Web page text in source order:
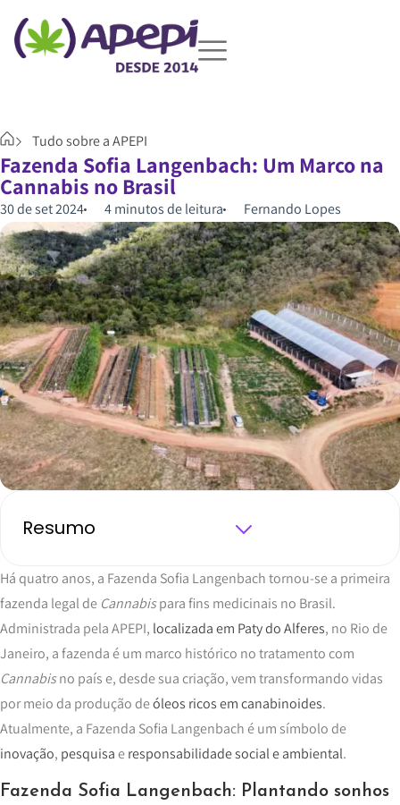
Tudo sobre a APEPI
Fazenda Sofia Langenbach: Um Marco na
Cannabis no Brasil
30 de set 2024 4 minutos de leitura Fernando Lopes
Resumo
Há quatro anos, a Fazenda Sofia Langenbach tornou-se a primeira
fazenda legal de Cannabispara fins medicinais no Brasil.
Administrada pela APEPI, localizada em Paty do Alferes, no Rio de
Janeiro, a fazenda é um marco histórico no tratamento com
Cannabisno país e, desde sua criação, vem transformando vidas
por meio da produção deóleos ricos em canabinoides.
Atualmente, a Fazenda Sofia Langenbach é um símbolo de
inovação, pesquisaeresponsabilidade social e ambiental.
Fazenda Sofia Langenbach: Plantando sonhos